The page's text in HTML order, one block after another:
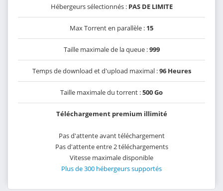
Hébergeurs sélectionnés : PAS DE LIMITE
Max Torrent en parallèle : 15
Taille maximale de la queue :999
Temps de download et d'upload maximal :96 Heures
Taille maximale du torrent :500 Go
Téléchargement premium illimité
Pas d'attente avant téléchargement
Pas d'attente entre 2 téléchargements
Vitesse maximale disponible
Plus de 300 hébergeurs supportés